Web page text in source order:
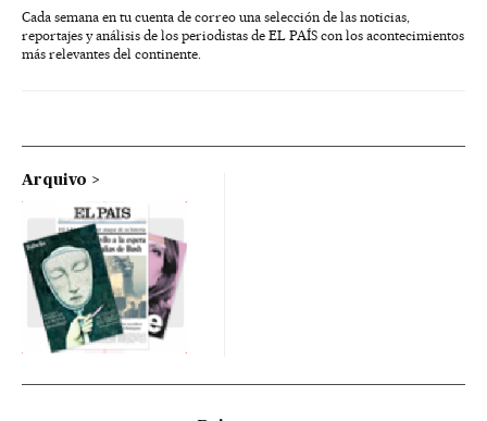
Cada semana en tu cuenta de correo una selección de las noticias,
reportajes y análisis de los periodistas de EL PAÍS con los acontecimientos
más relevantes del continente.
Arquivo